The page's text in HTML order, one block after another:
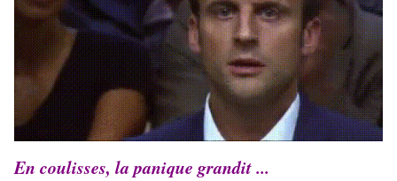
En coulisses, la panique grandit ...